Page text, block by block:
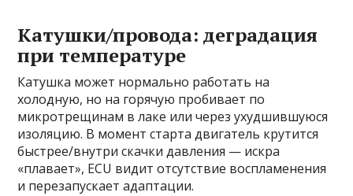
Катушки/провода: деградация
при температуре
Катушка может нормально работать на
холодную, но на горячую пробивает по
микротрещинам в лаке или через ухудшившуюся
изоляцию. В момент старта двигатель крутится
быстрее/внутри скачки давления — искра
«плавает», ECU видит отсутствие воспламенения
и перезапускает адаптации.